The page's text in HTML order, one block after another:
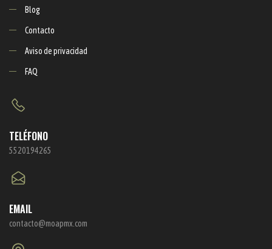
Blog
Contacto
Aviso de privacidad
FAQ
TELÉFONO
5520194265
EMAIL
contacto@moapmx.com